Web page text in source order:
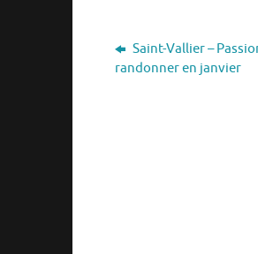
Saint-Vallier –
randonner en janvier